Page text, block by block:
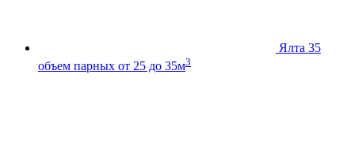
Ялта 35
объем парных от 25 до 35м3